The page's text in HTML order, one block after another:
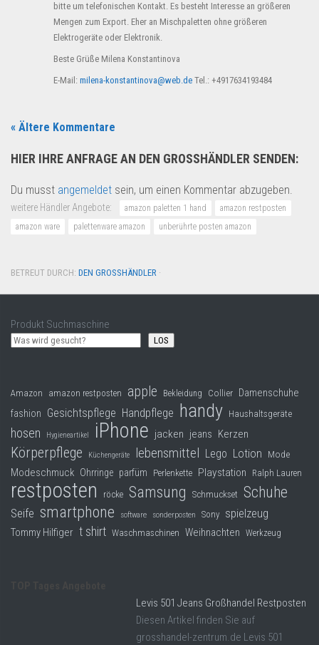
bitte um telefonischen Kontakt. Es besteht Interesse an größeren
Mengen zum Export. Eher an Mischpaletten ohne größeren
Elektrogeräte oder Elektronik.
Beste Grüße Milena Konstantinova
E-Mail: milena-konstantinova@web.de Tel.: +4917634193484
« Ältere Kommentare
HIER IHRE ANFRAGE AN DEN GROSSHÄNDLER SENDEN:
Du musst angemeldet sein, um einen Kommentar abzugeben.
weitere Händler Angebote: amazon paletten 1 hand
amazon restposten
amazon ware
palettenware amazon unberührte posten amazon
BETREUT DURCH: DEN GROSSHÄNDLER ·
Produkt Suchmaschine
LOS
Amazon amazon restposten apple Bekleidung Collier Damenschuhe
fashion Gesichtspflege Handpflege handy Haushaltsgeräte
hosen Hygieneartikel iPhone jacken jeans Kerzen
Körperpflege Küchengeräte lebensmittel Lego Lotion Mode
Modeschmuck Ohrringe parfüm Perlenkette Playstation Ralph Lauren
restposten röcke Samsung Schmuckset Schuhe
Seife smartphone software sonderposten Sony spielzeug
Tommy Hilfiger t shirt Waschmaschinen Weihnachten Werkzeug
Levis 501 Jeans Großhandel Restposten
Diesen Artikel finden Sie auf
grosshandel-zentrum.de Levis 501